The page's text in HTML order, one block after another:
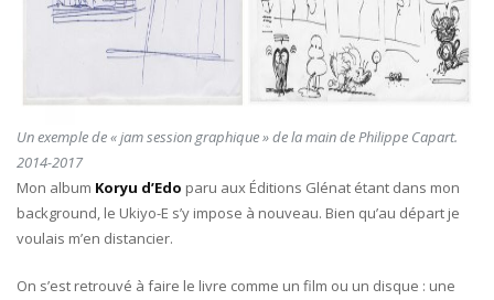
Un exemple de « jam session graphique » de la main de Philippe Capart.
2014-2017
Mon album Koryu d’Edo paru aux Éditions Glénat étant dans mon
background, le Ukiyo-E s’y impose à nouveau. Bien qu’au départ je
voulais m’en distancier.
On s’est retrouvé à faire le livre comme un film ou un disque : une